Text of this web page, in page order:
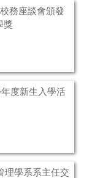
務座談會頒發
獎
度新生入學活
理學系系主任交